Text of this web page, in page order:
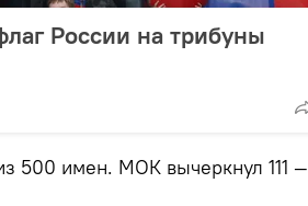
России на трибуны
500 имен. МОК вычеркнул 111 —